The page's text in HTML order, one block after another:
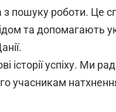
з пошуку роботи. Це
та допомагають
історії успіху. Ми
учасникам